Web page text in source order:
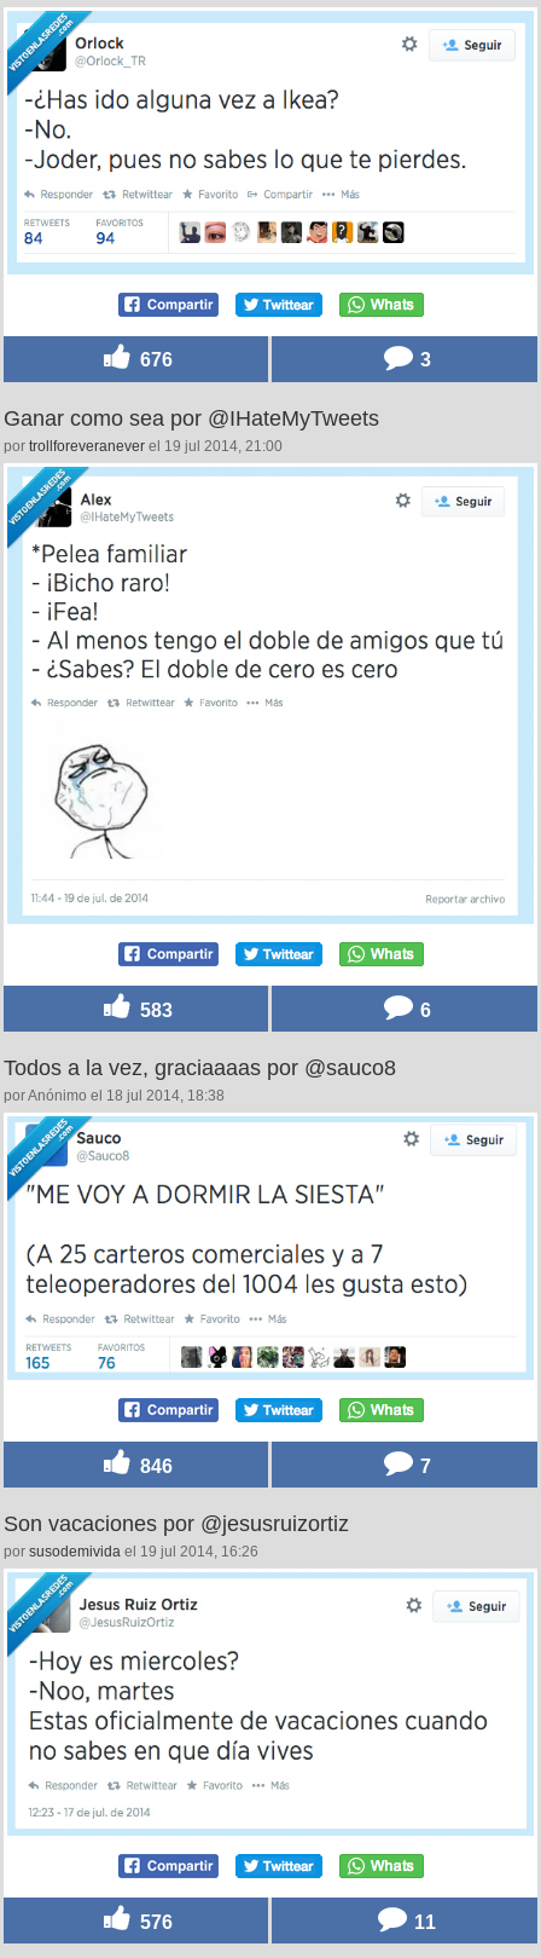
676 3
Ganar como sea por @IHateMyTweets
por trollforeveranever el 19 jul 2014, 21:00
583 6
Todos a la vez, graciaaaas por @sauco8
por Anónimo el 18 jul 2014, 18:38
846 7
Son vacaciones por @jesusruizortiz
por susodemivida el 19 jul 2014, 16:26
576 11